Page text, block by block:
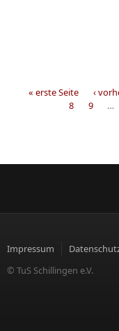
« erste Seite ‹
8
9 …
Impressum
© TuS Schillingen e.V.